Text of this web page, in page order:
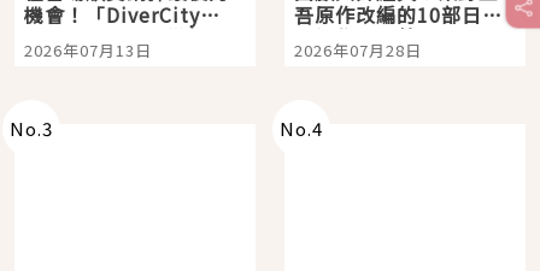
機會！「DiverCity
Tokyo Plaza」搭船、
購物、美食及夜景，一
2026年07月13日
吾原作改編的10部日本
影視作品推薦
2026年07月28日
No.3 No.4